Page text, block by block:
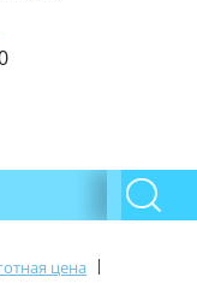
цена |